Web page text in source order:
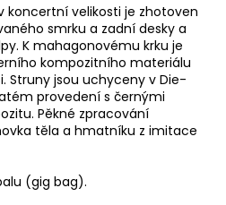
koncertní velikosti je zhotoven
smrku a zadní desky a
K mahagonovému krku je
kompozitního materiálu
Struny jsou uchyceny v Die-
provedení s černými
Pěkné zpracování
těla a hmatníku z imitace
(gig bag).